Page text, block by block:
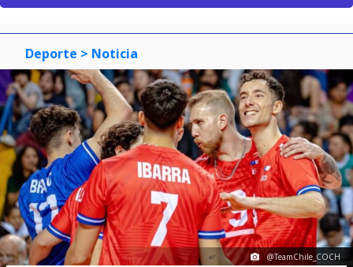
Deporte > Noticia
@TeamChile_COCH